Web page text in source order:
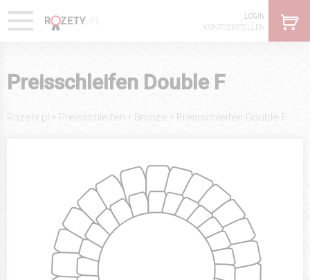
LOGIN
KONTO ERSTELLEN
Preisschleifen Double F
Rozety.pl › Preisschleifen › Bronze › Preisschleifen Double F